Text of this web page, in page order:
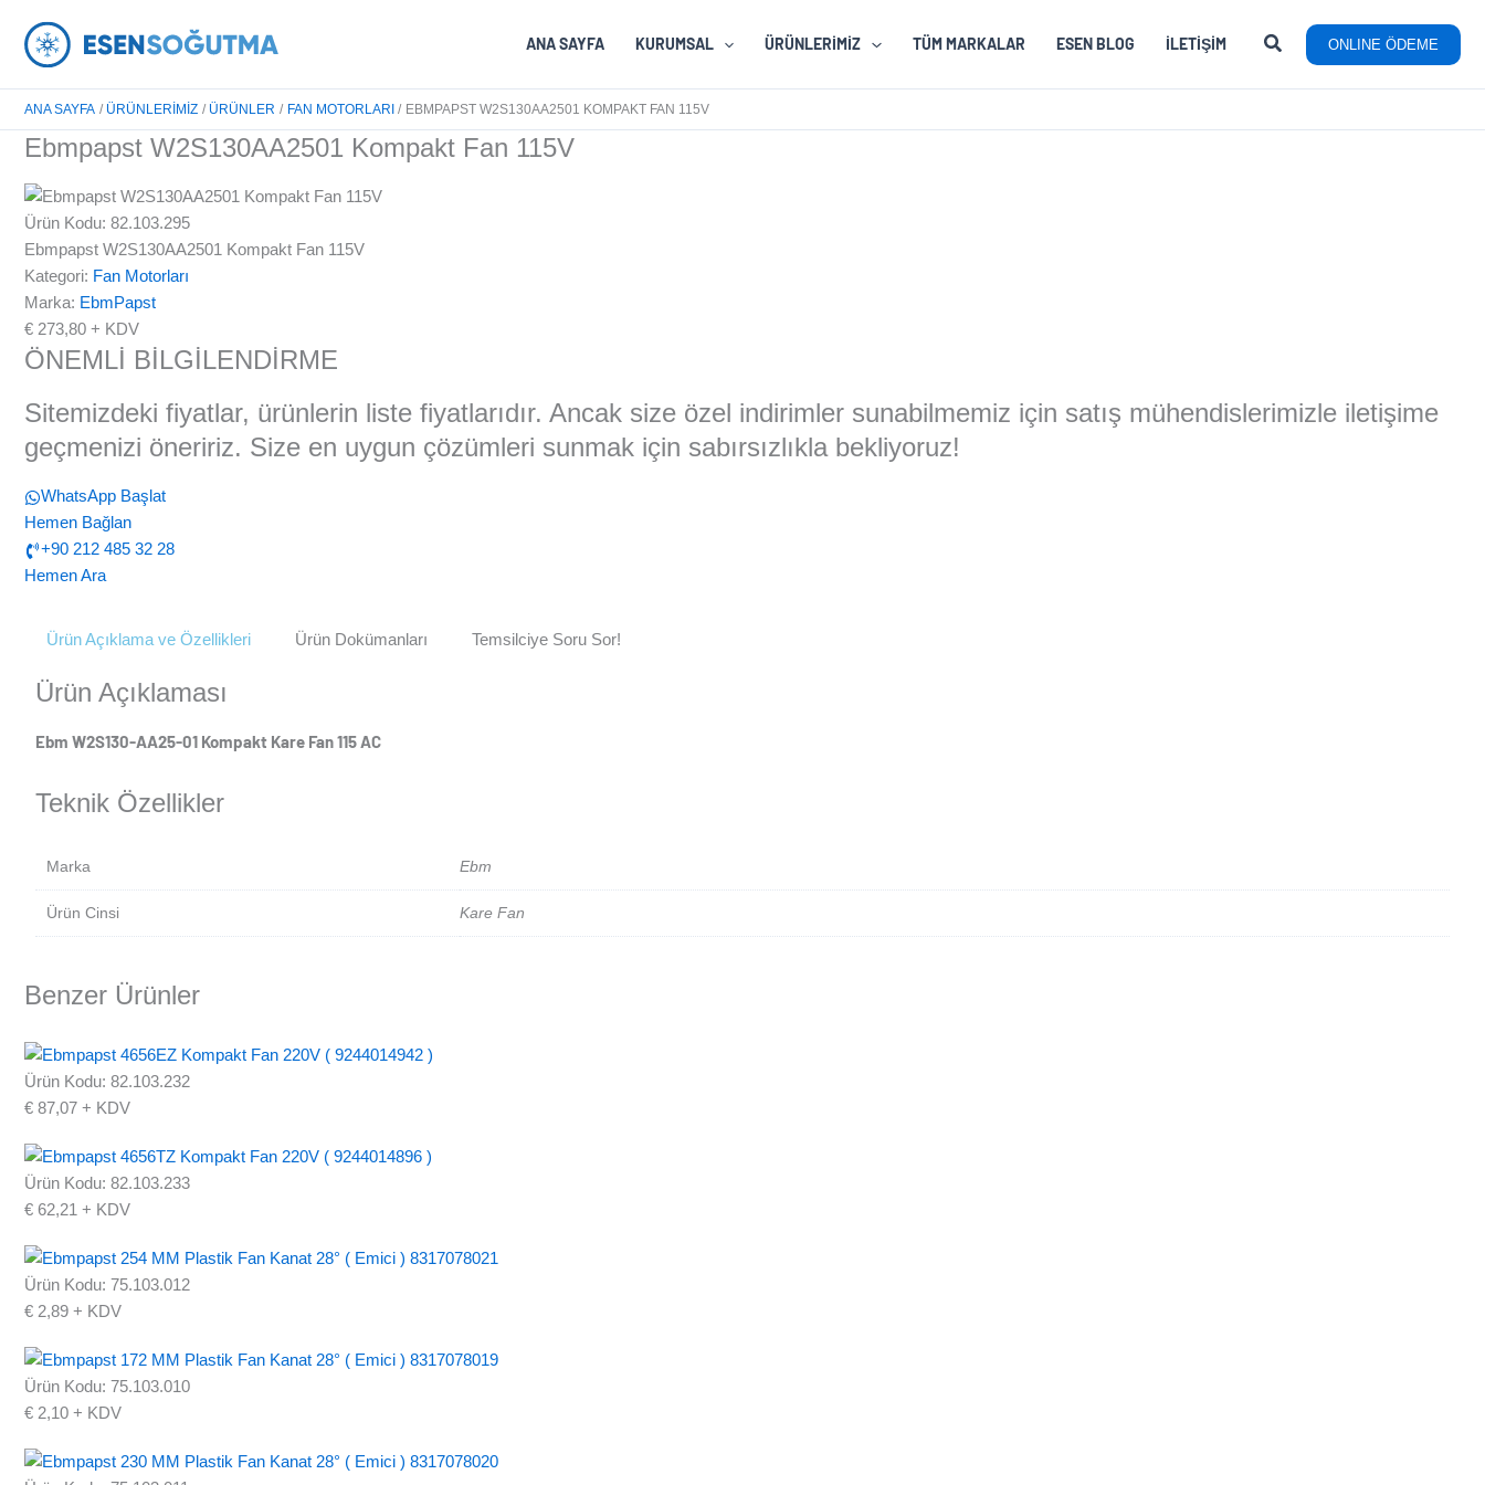
ANA SAYFA KURUMSAL ÜRÜNLERIMIZ TÜM MARKALAR ESEN BLOG İLETIŞIM ONLINE ÖDEME
ANA SAYFA ÜRÜNLERIMIZ ÜRÜNLER FAN MOTORLARI EBMPAPST W2S130AA2501 KOMPAKT FAN 115V
Ebmpapst W2S130AA2501 Kompakt Fan 115V
Ürün Kodu: 82.103.295
Ebmpapst W2S130AA2501 Kompakt Fan 115V
Kategori: Fan Motorları
Marka: EbmPapst
€ 273,80 + KDV
ÖNEMLİ BİLGİLENDİRME
Sitemizdeki fiyatlar, ürünlerin liste fiyatlarıdır. Ancak size özel indirimler sunabilmemiz için satış mühendislerimizle iletişime
geçmenizi öneririz. Size en uygun çözümleri sunmak için sabırsızlıkla bekliyoruz!
WhatsApp Başlat
Hemen Bağlan
+90 212 485 32 28
Hemen Ara
Ürün Açıklama ve Özellikleri Ürün Dokümanları Temsilciye Soru Sor!
Ürün Açıklaması
Ebm W2S130-AA25-01 Kompakt Kare Fan 115 AC
Teknik Özellikler
Marka Ebm
Ürün Cinsi Kare Fan
Benzer Ürünler
Ürün Kodu: 82.103.232
€ 87,07 + KDV
Ürün Kodu: 82.103.233
€ 62,21 + KDV
Ürün Kodu: 75.103.012
€ 2,89 + KDV
Ürün Kodu: 75.103.010
€ 2,10 + KDV